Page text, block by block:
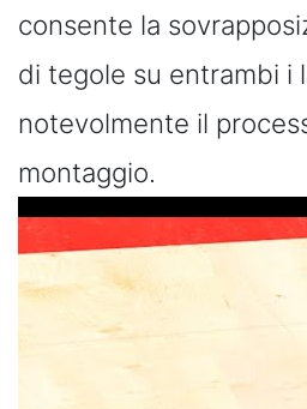
consente la
di tegole su entrambi i
notevolmente il
montaggio.